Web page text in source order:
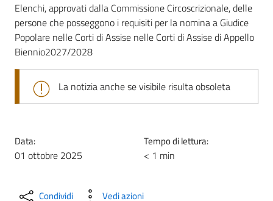
Elenchi, approvati dalla Commissione Circoscrizionale, delle
persone che posseggono i requisiti per la nomina a Giudice
Popolare nelle Corti di Assise nelle Corti di Assise di Appello
Biennio2027/2028
La notizia anche se visibile risulta obsoleta
Data:
01 ottobre 2025
Tempo di lettura:
< 1 min
Condividi Vedi azioni